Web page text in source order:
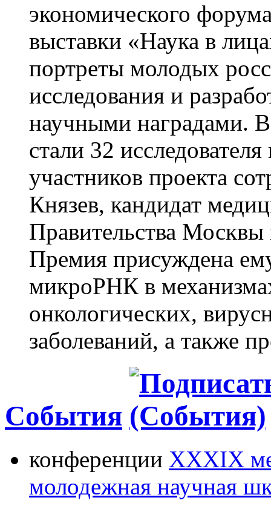
экономического
выставки «Наука в
портреты молодых
исследования и
научными наградами.
стали 32
участников проекта
Князев, кандидат
Правительства
Премия присуждена
микроРНК в
онкологических,
заболеваний, а также
События
конференции XXXIX
молодежная научная